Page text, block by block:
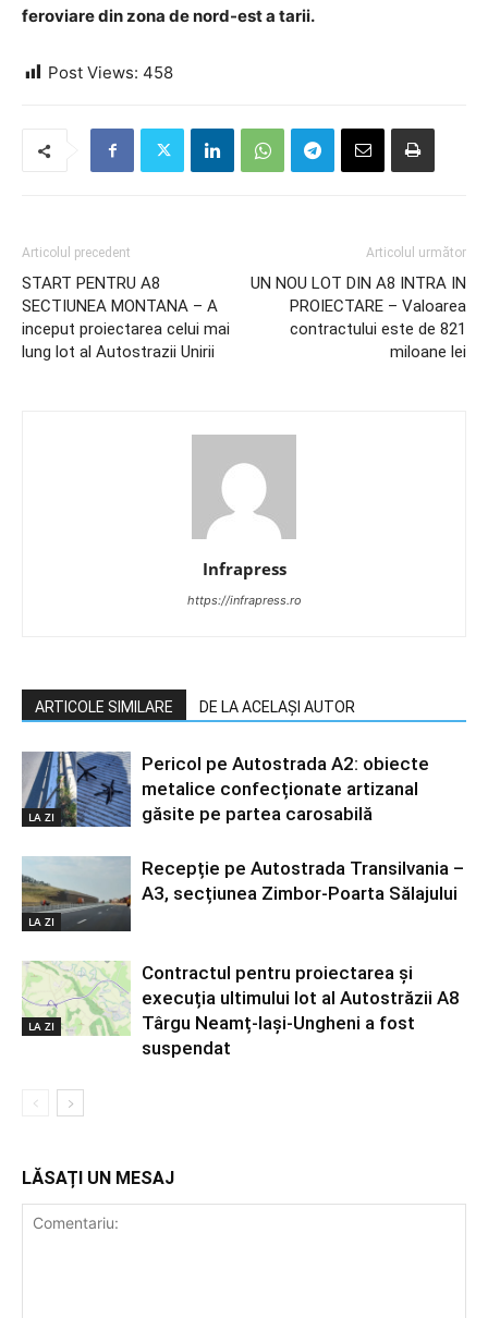
feroviare din zona de nord-est a tarii.
Post Views: 458
Articolul precedent
START PENTRU A8
SECTIUNEA MONTANA – A
inceput proiectarea celui mai
lung lot al Autostrazii Unirii
Articolul următor
UN NOU LOT DIN A8 INTRA IN
PROIECTARE – Valoarea
contractului este de 821
miloane lei
Infrapress
https://infrapress.ro
ARTICOLE SIMILARE DE LA ACELAȘI AUTOR
LA ZI
Pericol pe Autostrada A2: obiecte
metalice confecționate artizanal
găsite pe partea carosabilă
LA ZI
Recepție pe Autostrada Transilvania –
A3, secțiunea Zimbor-Poarta Sălajului
LA ZI
Contractul pentru proiectarea și
execuția ultimului lot al Autostrăzii A8
Târgu Neamț-Iași-Ungheni a fost
suspendat
LĂSAȚI UN MESAJ